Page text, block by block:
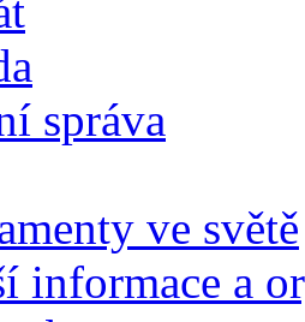
správa
ve světě
informace a